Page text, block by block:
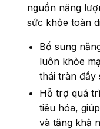
nguồn năng
sức khỏe toàn
Bổ sung
luôn khỏe
thái tràn đầy
Hỗ trợ quá
tiêu hóa,
và tăng khả